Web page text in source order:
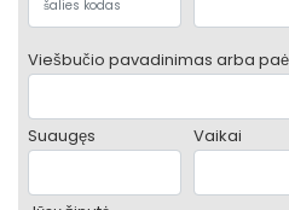
Viešbučio pavadinimas arba
Suaugęs Vaikai